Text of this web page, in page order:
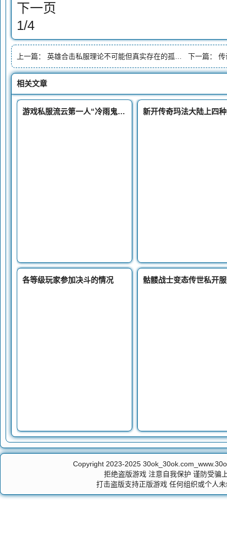
下一页
1/4
上一篇： 英雄合击私服理论不可能但真实存在的孤品神装攻6凤天魔甲 下一篇： 传
相关文章
游戏私服流云第一人“冷雨鬼仔”英雄的三件大极品装备
各等级玩家参加决斗的情况
Copyright 2023-2025
拒绝盗版游戏 注意自我保护 谨防受骗
打击盗版支持正版游戏 任何组织或个人